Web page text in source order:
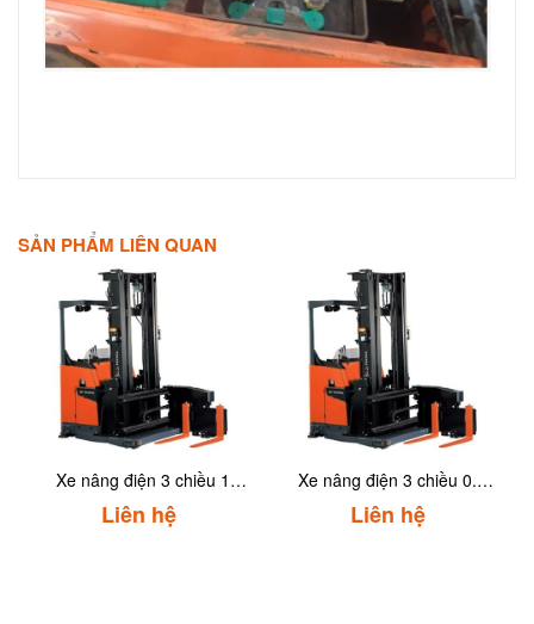
SẢN PHẨM LIÊN QUAN
Xe nâng điện 3 chiều 1
tấnToyota 8RFBA10
Liên hệ
Xe nâng điện 3 chiều 0.7
tấnToyota 8RFBA7
Liên hệ